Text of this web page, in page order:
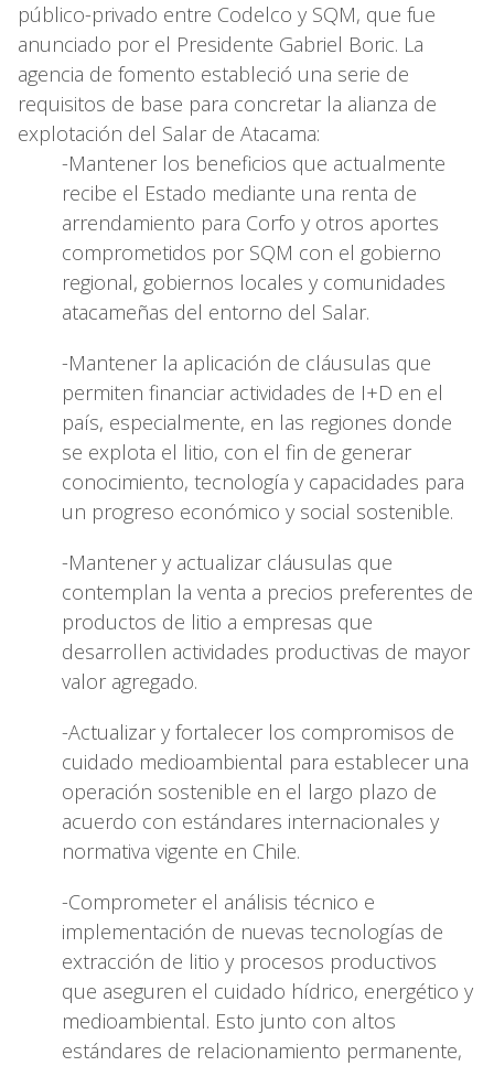
público-privado entre Codelco y SQM, que fue
anunciado por el Presidente Gabriel Boric. La
agencia de fomento estableció una serie de
requisitos de base para concretar la alianza de
explotación del Salar de Atacama:
-Mantener los beneficios que actualmente
recibe el Estado mediante una renta de
arrendamiento para Corfo y otros aportes
comprometidos por SQM con el gobierno
regional, gobiernos locales y comunidades
atacameñas del entorno del Salar.
-Mantener la aplicación de cláusulas que
permiten financiar actividades de I+D en el
país, especialmente, en las regiones donde
se explota el litio, con el fin de generar
conocimiento, tecnología y capacidades para
un progreso económico y social sostenible.
-Mantener y actualizar cláusulas que
contemplan la venta a precios preferentes de
productos de litio a empresas que
desarrollen actividades productivas de mayor
valor agregado.
-Actualizar y fortalecer los compromisos de
cuidado medioambiental para establecer una
operación sostenible en el largo plazo de
acuerdo con estándares internacionales y
normativa vigente en Chile.
-Comprometer el análisis técnico e
implementación de nuevas tecnologías de
extracción de litio y procesos productivos
que aseguren el cuidado hídrico, energético y
medioambiental. Esto junto con altos
estándares de relacionamiento permanente,